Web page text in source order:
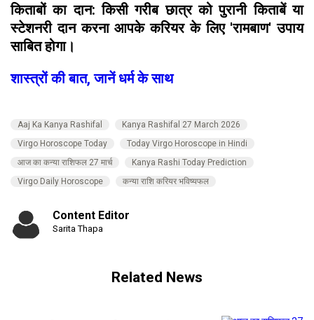
किताबों का दान: किसी गरीब छात्र को पुरानी किताबें या
स्टेशनरी दान करना आपके करियर के लिए 'रामबाण' उपाय
साबित होगा।
शास्त्रों की बात, जानें धर्म के साथ
Aaj Ka Kanya Rashifal
Kanya Rashifal 27 March 2026
Virgo Horoscope Today
Today Virgo Horoscope in Hindi
आज का कन्या राशिफल 27 मार्च
Kanya Rashi Today Prediction
Virgo Daily Horoscope
कन्या राशि करियर भविष्यफल
Content Editor
Sarita Thapa
Related News